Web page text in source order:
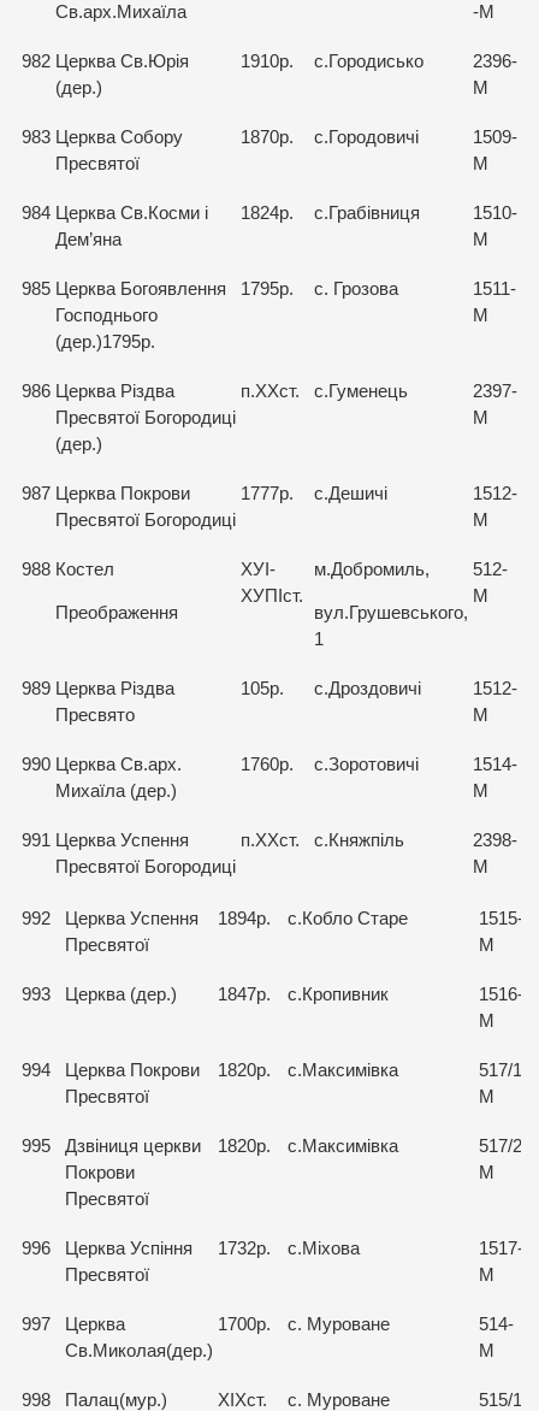
Св.арх.Михаїла
-М
982 Церква Св.Юрія
(дер.)
1910р. с.Городисько
2396-
М
983 Церква Собору
Пресвятої
1870р. с.Городовичі
1509-
М
984 Церква Св.Косми і
Дем’яна
1824р. с.Грабівниця
1510-
М
985 Церква Богоявлення
Господнього
(дер.)1795р.
1795р. с. Грозова
1511-
М
986 Церква Різдва
Пресвятої Богородиці
(дер.)
п.ХХст. с.Гуменець
2397-
М
987 Церква Покрови
Пресвятої Богородиці
1777р. с.Дешичі
1512-
М
988 Костел
Преображення
ХУІ-
ХУПІст.
м.Добромиль,
вул.Грушевського,
1
512-
М
989 Церква Різдва
Пресвято
105р. с.Дроздовичі
1512-
М
990 Церква Св.арх.
Михаїла (дер.)
1760р. с.Зоротовичі
1514-
М
991 Церква Успення
Пресвятої Богородиці
п.ХХст. с.Княжпіль
2398-
М
992
Церква Успення
Пресвятої
1894р. с.Кобло Старе
1515-
М
993 Церква (дер.) 1847р. с.Кропивник
1516-
М
994
Церква Покрови
Пресвятої
1820р. с.Максимівка
517/1-
М
995
Дзвіниця церкви
Покрови
Пресвятої
1820р. с.Максимівка
517/2-
М
996
Церква Успіння
Пресвятої
1732р. с.Міхова
1517-
М
997
Церква
Св.Миколая(дер.)
1700р. с. Муроване
514-
М
998 Палац(мур.)
ХІХст.
с. Муроване
515/1-